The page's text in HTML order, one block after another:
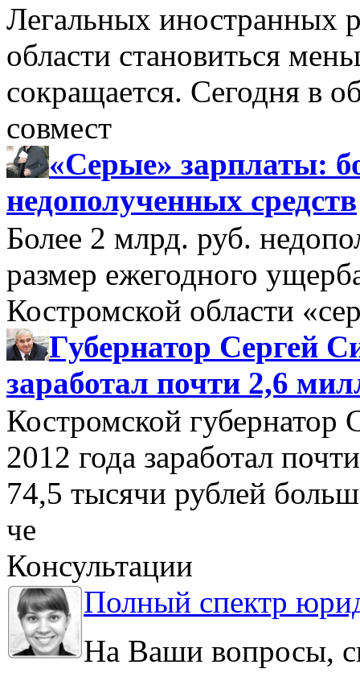
Легальных иностранных
области становиться
сокращается. Сегодня в
совмест
«Серые» зарплаты:
недополученных средств
Более 2 млрд. руб.
размер ежегодного
Костромской области
Губернатор Сергей
заработал почти 2,6
Костромской губернатор
2012 года заработал
74,5 тысячи рублей
че
Консультации
Полный спектр
На Ваши вопросы,